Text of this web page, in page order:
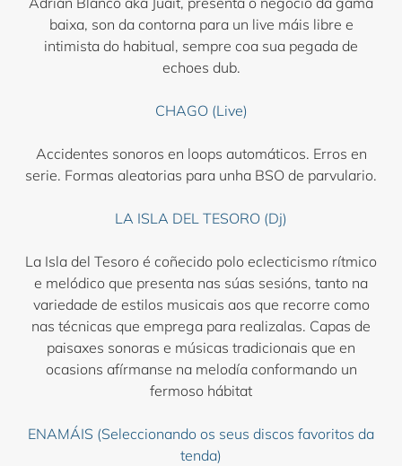
baixa, son da contorna para un live máis libre e
intimista do habitual, sempre coa sua pegada de
echoes dub.
CHAGO (Live)
Accidentes sonoros en loops automáticos. Erros en
serie. Formas aleatorias para unha BSO de parvulario.
LA ISLA DEL TESORO (Dj)
La Isla del Tesoro é coñecido polo eclecticismo rítmico
e melódico que presenta nas súas sesións, tanto na
variedade de estilos musicais aos que recorre como
nas técnicas que emprega para realizalas. Capas de
paisaxes sonoras e músicas tradicionais que en
ocasions afírmanse na melodía conformando un
fermoso hábitat
ENAMÁIS (Seleccionando os seus discos favoritos da
tenda)